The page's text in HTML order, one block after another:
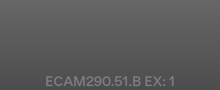
ECAM290.51.B EX: 1